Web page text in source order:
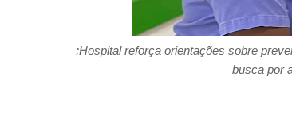
;Hospitalreforça orientações sobre
busca por